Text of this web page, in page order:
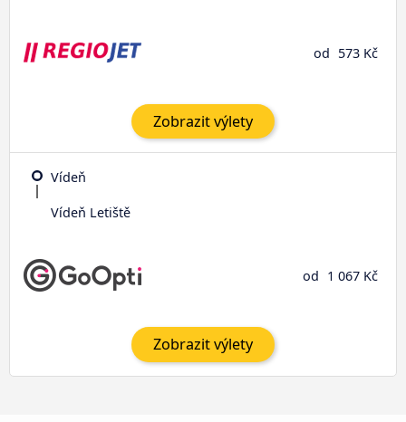
od 573 Kč
Zobrazit výlety
Vídeň
Vídeň Letiště
od 1 067 Kč
Zobrazit výlety